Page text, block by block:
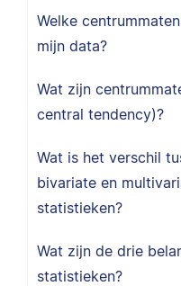
Welke
mijn data?
Wat zijn
central tendency)?
Wat is het verschil
bivariate en
statistieken?
Wat zijn de drie
statistieken?